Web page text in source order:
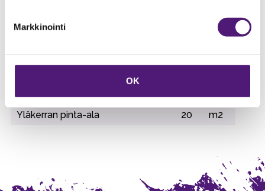
Markkinointi
OK
Vedenkeitin
Vuodepaikat
8
kpl
WC
2
Yläkerran pinta-ala
20 m2